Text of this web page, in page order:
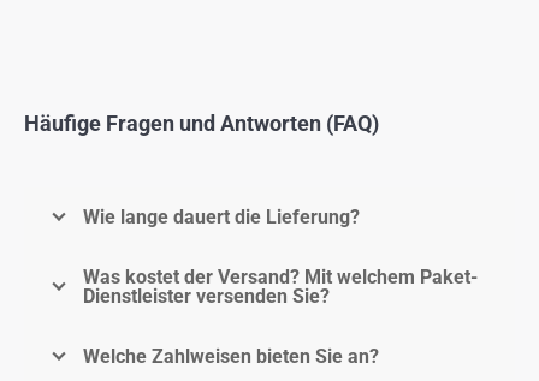
Häufige Fragen und Antworten (FAQ)
Wie lange dauert die Lieferung?
Was kostet der Versand? Mit welchem Paket-
Dienstleister versenden Sie?
Welche Zahlweisen bieten Sie an?